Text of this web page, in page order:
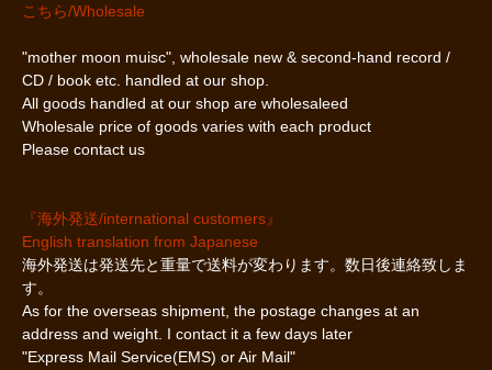
こちら/Wholesale
"mother moon muisc", wholesale new & second-hand record /
CD / book etc. handled at our shop.
All goods handled at our shop are wholesaleed
Wholesale price of goods varies with each product
Please contact us
『海外発送/international customers』
English translation from Japanese
海外発送は発送先と重量で送料が変わります。数日後連絡致しま
す。
As for the overseas shipment, the postage changes at an
address and weight. I contact it a few days later
"Express Mail Service(EMS) or Air Mail"